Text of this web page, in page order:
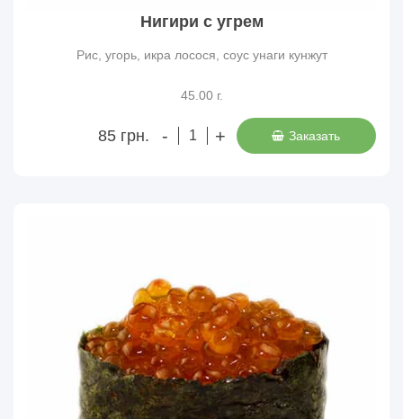
Нигири с угрем
Рис, угорь, икра лосося, соус унаги кунжут
45.00 г.
85 грн. - + Заказать